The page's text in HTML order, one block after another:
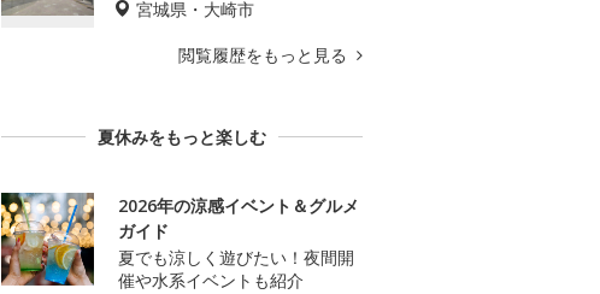
宮城県・大崎市
閲覧履歴をもっと見る
夏休みをもっと楽しむ
2026年の涼感イベント＆グルメ
ガイド
夏でも涼しく遊びたい！夜間開
催や水系イベントも紹介